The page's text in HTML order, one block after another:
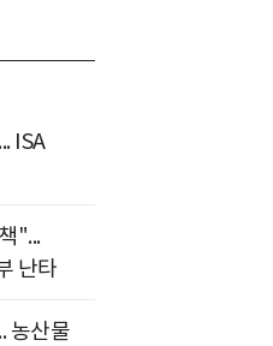
ISA
"...
난타
농산물